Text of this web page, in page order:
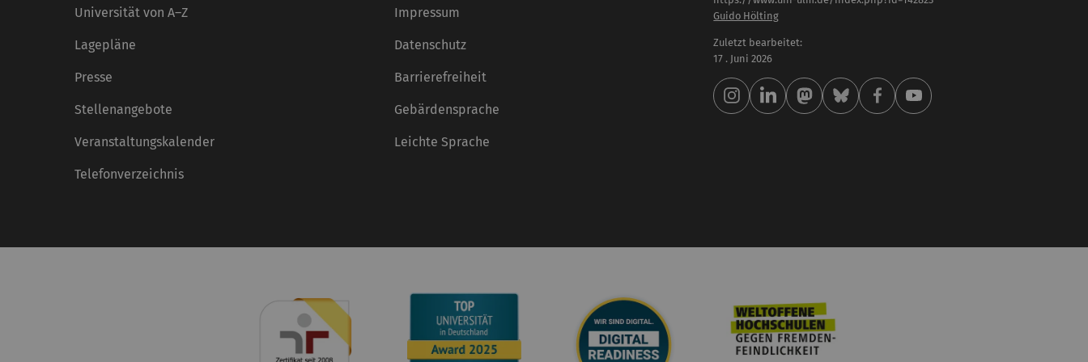
Universität von A–Z
Lagepläne
Presse
Stellenangebote
Veranstaltungskalender
Telefonverzeichnis
Impressum
Datenschutz
Barrierefreiheit
Gebärdensprache
Leichte Sprache
Guido Hölting
Zuletzt bearbeitet:
17 . Juni 2026